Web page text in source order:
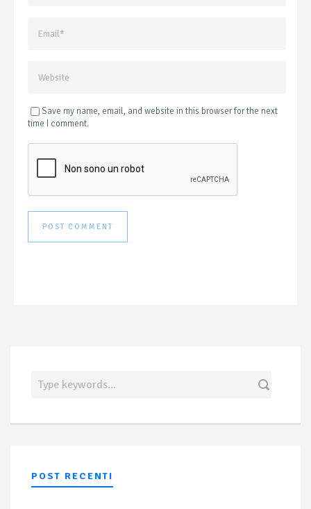
Save my name, email, and website in this browser for the next
time I comment.
POST RECENTI